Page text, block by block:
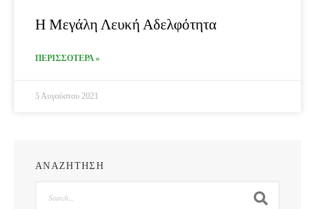
Η Μεγάλη Λευκή Αδελφότητα
ΠΕΡΙΣΣΟΤΕΡΑ »
5 Αυγούστου 2021
ΑΝΑΖΗΤΗΣΗ